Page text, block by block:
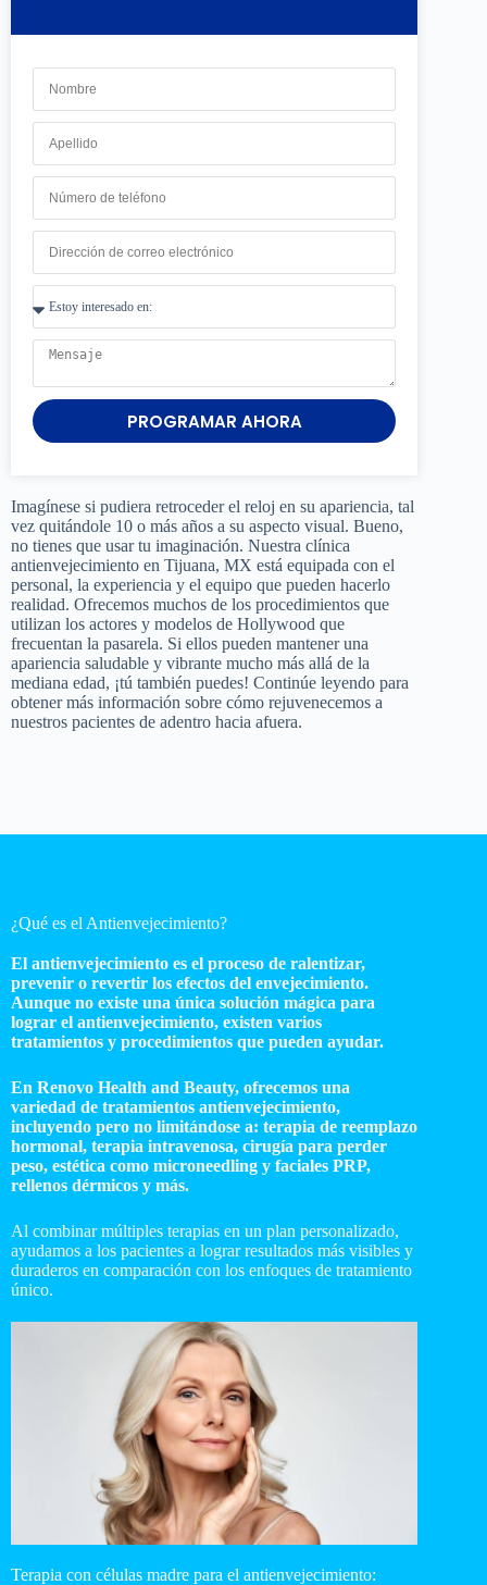
PROGRAMAR AHORA
Imagínese si pudiera retroceder el reloj en su apariencia, tal
vez quitándole 10 o más años a su aspecto visual. Bueno,
no tienes que usar tu imaginación. Nuestra clínica
antienvejecimiento en Tijuana, MX está equipada con el
personal, la experiencia y el equipo que pueden hacerlo
realidad. Ofrecemos muchos de los procedimientos que
utilizan los actores y modelos de Hollywood que
frecuentan la pasarela. Si ellos pueden mantener una
apariencia saludable y vibrante mucho más allá de la
mediana edad, ¡tú también puedes! Continúe leyendo para
obtener más información sobre cómo rejuvenecemos a
nuestros pacientes de adentro hacia afuera.
¿Qué es el Antienvejecimiento?
El antienvejecimiento es el proceso de ralentizar,
prevenir o revertir los efectos del envejecimiento.
Aunque no existe una única solución mágica para
lograr el antienvejecimiento, existen varios
tratamientos y procedimientos que pueden ayudar.
En Renovo Health and Beauty, ofrecemos una
variedad de tratamientos antienvejecimiento,
incluyendo pero no limitándose a: terapia de reemplazo
hormonal, terapia intravenosa, cirugía para perder
peso, estética como microneedling y faciales PRP,
rellenos dérmicos y más.
Al combinar múltiples terapias en un plan personalizado,
ayudamos a los pacientes a lograr resultados más visibles y
duraderos en comparación con los enfoques de tratamiento
único.
Terapia con células madre para el antienvejecimiento: